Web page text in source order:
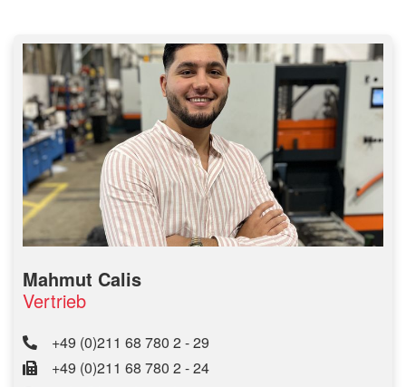
Mahmut Calis
Vertrieb
+49 (0)211 68 780 2 - 29
+49 (0)211 68 780 2 - 24